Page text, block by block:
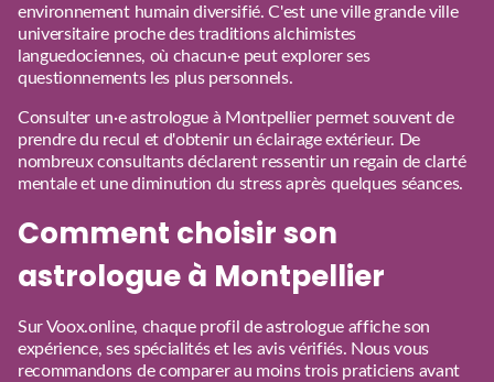
environnement humain diversifié. C'est une ville grande ville
universitaire proche des traditions alchimistes
languedociennes, où chacun·e peut explorer ses
questionnements les plus personnels.
Consulter un·e astrologue à Montpellier permet souvent de
prendre du recul et d'obtenir un éclairage extérieur. De
nombreux consultants déclarent ressentir un regain de clarté
mentale et une diminution du stress après quelques séances.
Comment choisir son
astrologue à Montpellier
Sur Voox.online, chaque profil de astrologue affiche son
expérience, ses spécialités et les avis vérifiés. Nous vous
recommandons de comparer au moins trois praticiens avant